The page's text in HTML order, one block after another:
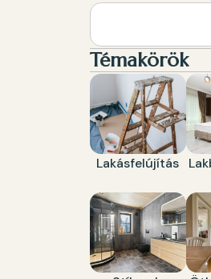
Témakörök
Lakásfelújítás